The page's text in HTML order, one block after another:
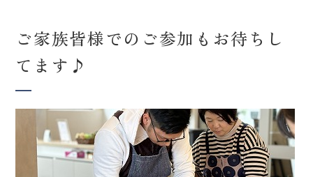
ご家族皆様でのご参加もお待ちし
てます♪